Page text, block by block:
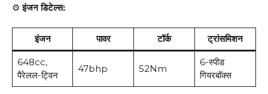
⚙इंजन डिटेल्स:
इंजन पावर टॉर्क ट्रांसमिशन
648cc,
पैरेलल-ट्विन
47bhp 52Nm
6-स्पीड
गियरबॉक्स